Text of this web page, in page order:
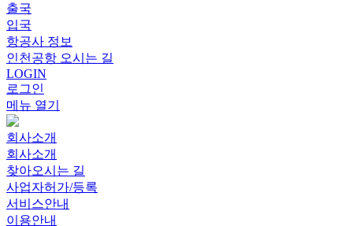
출국
입국
항공사 정보
인천공항 오시는 길
LOGIN
로그인
메뉴 열기
회사소개
회사소개
찾아오시는 길
사업자허가/등록
서비스안내
이용안내